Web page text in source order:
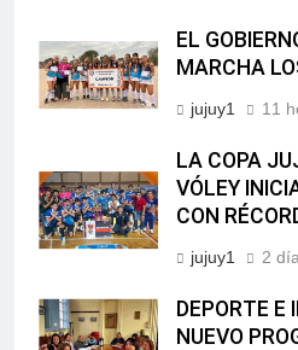
EL
MARCHA
jujuy1 11
LA COPA
VÓLEY
CON
jujuy1 2
DEPORTE E
NUEVO